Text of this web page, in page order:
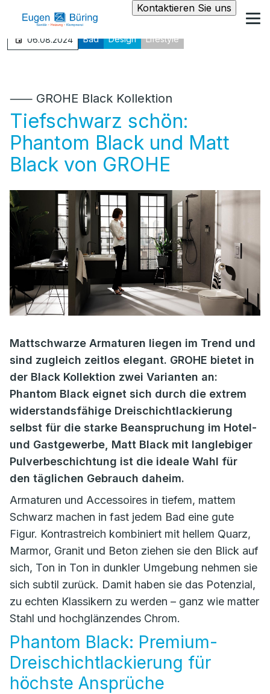
Kontaktieren Sie uns
06.08.2024 Bad Design Lifestyle
⸺ GROHE Black Kollektion
Tiefschwarz schön:
Phantom Black und Matt
Black von GROHE
Mattschwarze Armaturen liegen im Trend und
sind zugleich zeitlos elegant. GROHE bietet in
der Black Kollektion zwei Varianten an:
Phantom Black eignet sich durch die extrem
widerstandsfähige Dreischichtlackierung
selbst für die starke Beanspruchung im Hotel-
und Gastgewerbe, Matt Black mit langlebiger
Pulverbeschichtung ist die ideale Wahl für
den täglichen Gebrauch daheim.
Armaturen und Accessoires in tiefem, mattem
Schwarz machen in fast jedem Bad eine gute
Figur. Kontrastreich kombiniert mit hellem Quarz,
Marmor, Granit und Beton ziehen sie den Blick auf
sich, Ton in Ton in dunkler Umgebung nehmen sie
sich subtil zurück. Damit haben sie das Potenzial,
zu echten Klassikern zu werden – ganz wie matter
Stahl und hochglänzendes Chrom.
Phantom Black: Premium-
Dreischichtlackierung für
höchste Ansprüche